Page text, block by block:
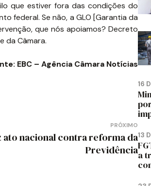
que estiver fora das condições do
federal. Se não, a GLO [Garantia da
que nós apoiamos? Decreto
da Câmara.
EBC – Agência Câmara Notícias
PRÓXIMO
ato nacional contra reforma da
Previdência
16
13
a